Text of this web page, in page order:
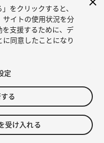
をクリックすると、
サイトの使用状況を分
支援するために、デ
同意したことになり
定
る
受け入れる